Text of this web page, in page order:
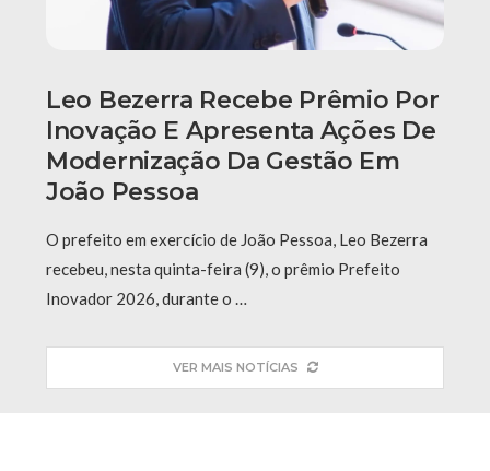
Leo Bezerra Recebe Prêmio Por
Inovação E Apresenta Ações De
Modernização Da Gestão Em
João Pessoa
O prefeito em exercício de João Pessoa, Leo Bezerra
recebeu, nesta quinta-feira (9), o prêmio Prefeito
Inovador 2026, durante o …
VER MAIS NOTÍCIAS